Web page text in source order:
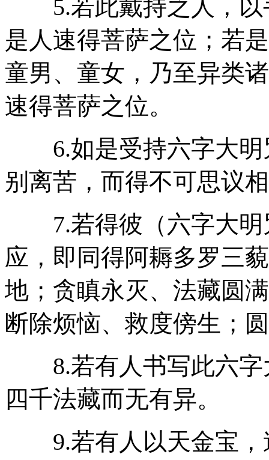
5.若此戴持之人，以
是人速得菩萨之位；若
童男、童女，乃至异类
速得菩萨之位。
6.如是受持六字大明
别离苦，而得不可思议
7.若得彼（六字大明
应，即同得阿耨多罗三
地；贪瞋永灭、法藏圆
断除烦恼、救度傍生；
8.若有人书写此六字
四千法藏而无有异。
9.若有人以天金宝，